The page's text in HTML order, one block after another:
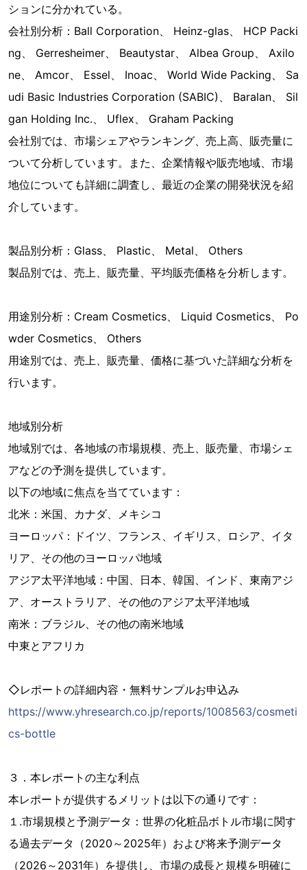
ションに分かれている。
会社別分析：Ball Corporation、 Heinz-glas、 HCP Packi
ng、 Gerresheimer、 Beautystar、 Albea Group、 Axilo
ne、 Amcor、 Essel、 Inoac、 World Wide Packing、 Sa
udi Basic Industries Corporation (SABIC)、 Baralan、 Sil
gan Holding Inc.、 Uflex、 Graham Packing
会社別では、市場シェアやランキング、売上高、販売量に
ついて分析しています。また、企業情報や販売地域、市場
地位についても詳細に調査し、最近の企業の開発状況を紹
介しています。
製品別分析：Glass、 Plastic、 Metal、 Others
製品別では、売上、販売量、平均販売価格を分析します。
用途別分析：Cream Cosmetics、 Liquid Cosmetics、 Po
wder Cosmetics、 Others
用途別では、売上、販売量、価格に基づいた詳細な分析を
行います。
地域別分析
地域別では、各地域の市場規模、売上、販売量、市場シェ
アなどの予測を提供しています。
以下の地域に焦点を当てています：
北米：米国、カナダ、メキシコ
ヨーロッパ：ドイツ、フランス、イギリス、ロシア、イタ
リア、その他のヨーロッパ地域
アジア太平洋地域：中国、日本、韓国、インド、東南アジ
ア、オーストラリア、その他のアジア太平洋地域
南米：ブラジル、その他の南米地域
中東とアフリカ
◇レポートの詳細内容・無料サンプルお申込み
https://www.yhresearch.co.jp/reports/1008563/cosmeti
cs-bottle
３．本レポートの主な利点
本レポートが提供するメリットは以下の通りです：
１.市場規模と予測データ：世界の化粧品ボトル市場に関す
る過去データ（2020～2025年）および将来予測データ
（2026～2031年）を提供し、市場の成長と規模を明確に